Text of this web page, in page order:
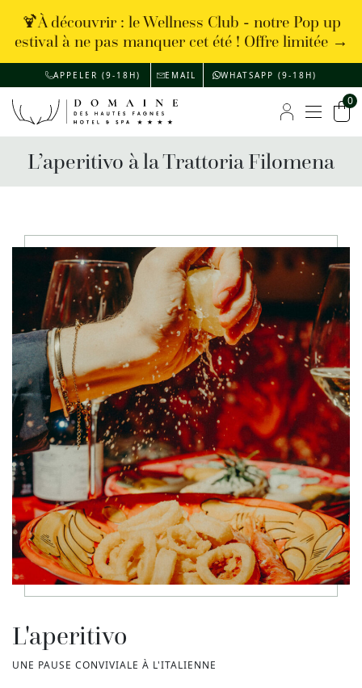
🍹À découvrir : le Wellness Club - notre Pop up
estival à ne pas manquer cet été ! Offre limitée →
APPELER (9-18H) EMAIL WHATSAPP (9-18H)
Menu
0
L’aperitivo à la Trattoria Filomena
L'aperitivo
UNE PAUSE CONVIVIALE À L'ITALIENNE